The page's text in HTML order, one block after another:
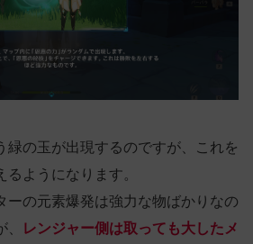
緑の玉が出現するのですが、これを
ようになります。
ーの元素爆発は強力な物ばかりなの
レンジャー側は取っても大したメ